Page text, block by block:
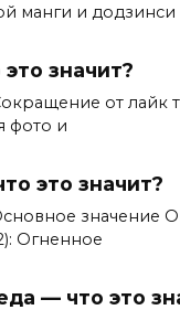
манги и додзинси
значит?
от лайк
фото и
это значит?
значение
Огненное
— что это